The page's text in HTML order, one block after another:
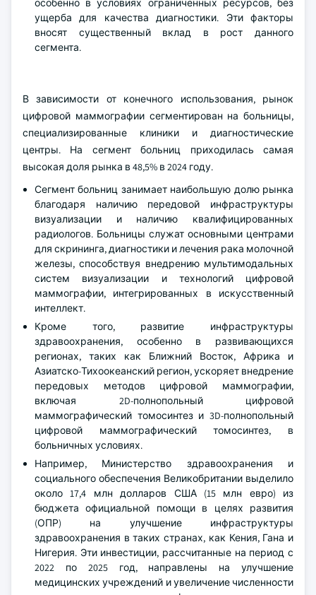
программ скрининга рака молочной железы. Их
доступность позволяет более широко внедрять,
особенно в условиях ограниченных ресурсов, без
ущерба для качества диагностики. Эти факторы
В зависимости от конечного использования, рынок
цифровой маммографии сегментирован на больницы,
специализированные клиники и диагностические
центры. На сегмент больниц приходилась самая
высокая доля рынка в 48,5% в 2024 году.
Сегмент больниц занимает наибольшую долю рынка
благодаря наличию передовой инфраструктуры
визуализации и наличию квалифицированных
радиологов. Больницы служат основными центрами
для скрининга, диагностики и лечения рака молочной
железы, способствуя внедрению мультимодальных
систем визуализации и технологий цифровой
маммографии, интегрированных в искусственный
интеллект.
Кроме того, развитие инфраструктуры
здравоохранения, особенно в развивающихся
регионах, таких как Ближний Восток, Африка и
Азиатско-Тихоокеанский регион, ускоряет внедрение
передовых методов цифровой маммографии,
включая 2D-полнопольный цифровой
маммографический томосинтез и 3D-полнопольный
цифровой маммографический томосинтез, в
больничных условиях.
Например, Министерство здравоохранения и
социального обеспечения Великобритании выделило
около 17,4 млн долларов США (15 млн евро) из
бюджета официальной помощи в целях развития
(ОПР) на улучшение инфраструктуры
здравоохранения в таких странах, как Кения, Гана и